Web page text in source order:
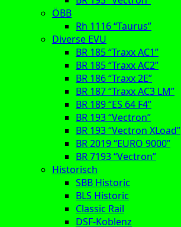
ÖBB
Rh 1116 “Taurus”
Diverse EVU
BR 185 “Traxx AC1”
BR 185 “Traxx AC2”
BR 186 “Traxx 2E”
BR 187 “Traxx AC3 LM”
BR 189 “ES 64 F4”
BR 193 “Vectron”
BR 193 “Vectron XLoad”
BR 2019 “EURO 9000”
BR 7193 “Vectron”
Historisch
SBB Historic
BLS Historic
Classic Rail
DSF-Koblenz